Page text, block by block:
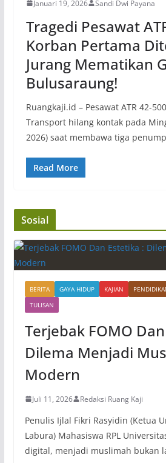
Januari 19, 2026 Sandi Dwi Payana
Tragedi Pesawat
Korban Pertama
Jurang Mematikan
Bulusaraung!
Ruangkaji.id – Pesawat ATR 42-
Transport hilang kontak pada
2026) saat membawa tiga
Read More
Sosial
BERITA GAYA HIDUP KAJIAN
TULISAN
Terjebak FOMO
Dilema Menjadi
Modern
Juli 11, 2026 Redaksi Ruang Kaji
Penulis Ijlal Fikri Rasyidin (Ketua
Labura) Mahasiswa RPL
digital, menjadi muslimah bukan